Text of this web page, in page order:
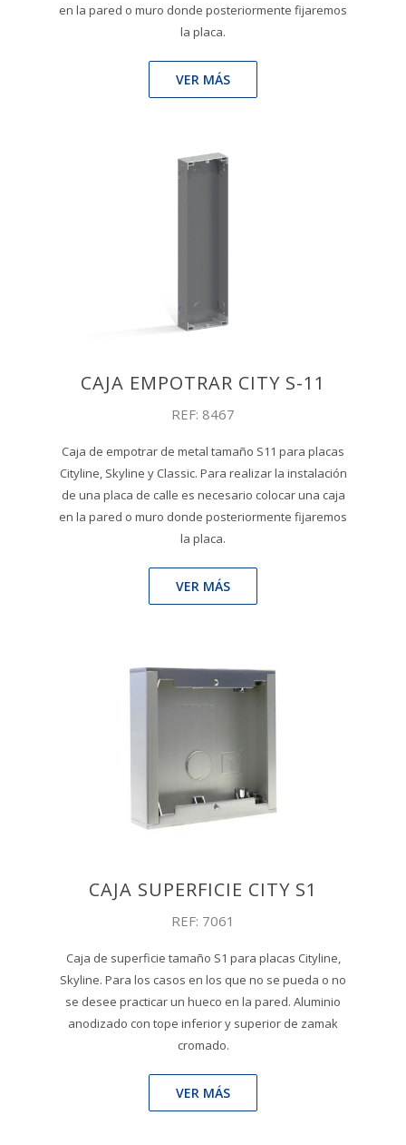
en la pared o muro donde posteriormente fijaremos
la placa.
VER MÁS
CAJA EMPOTRAR CITY S-11
REF: 8467
Caja de empotrar de metal tamaño S11 para placas
Cityline, Skyline y Classic. Para realizar la instalación
de una placa de calle es necesario colocar una caja
en la pared o muro donde posteriormente fijaremos
la placa.
VER MÁS
CAJA SUPERFICIE CITY S1
REF: 7061
Caja de superficie tamaño S1 para placas Cityline,
Skyline. Para los casos en los que no se pueda o no
se desee practicar un hueco en la pared. Aluminio
anodizado con tope inferior y superior de zamak
cromado.
VER MÁS